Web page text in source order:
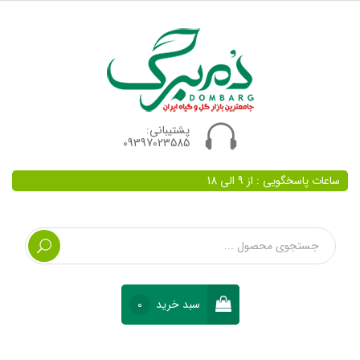
پشتیبانی:
09397023585
ساعات پاسخگویی : از 9 الی 18
سبد خرید 0